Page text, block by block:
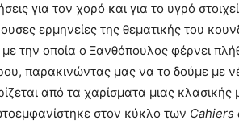
για τον χορό και για το υγρό
ερμηνείες της θεματικής του
με την οποία ο Ξανθόπουλος φέρνει
παρακινώντας μας να το δούμε με
από τα χαρίσματα μιας κλασικής
στον κύκλο των Cahiers